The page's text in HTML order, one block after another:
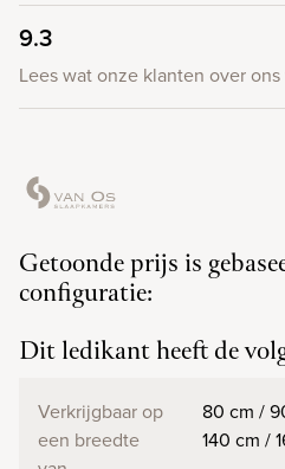
9.3
Lees wat onze klanten over
Getoonde prijs is
configuratie:
Dit ledikant heeft de
Verkrijgbaar op
een breedte
80 cm /
140 cm /